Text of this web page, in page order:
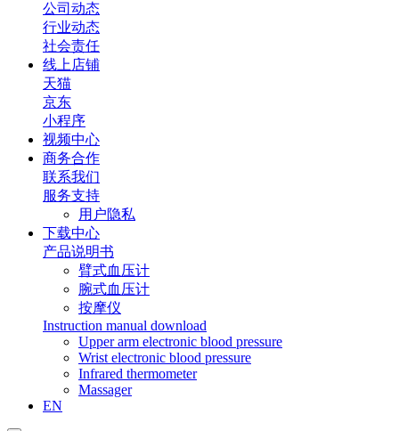
公司动态
行业动态
社会责任
线上店铺
天猫
京东
小程序
视频中心
商务合作
联系我们
服务支持
用户隐私
下载中心
产品说明书
臂式血压计
腕式血压计
按摩仪
Instruction manual download
Upper arm electronic blood pressure
Wrist electronic blood pressure
Infrared thermometer
Massager
EN